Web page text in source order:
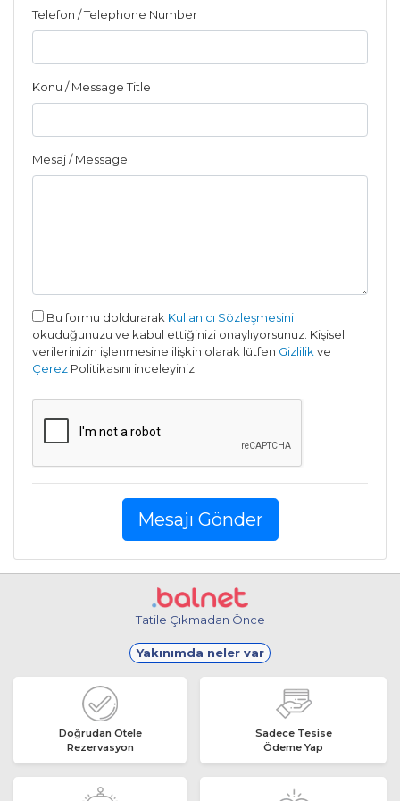
Telefon / Telephone Number
Konu / Message Title
Mesaj / Message
Bu formu doldurarak Kullanıcı Sözleşmesini
okuduğunuzu ve kabul ettiğinizi onaylıyorsunuz. Kişisel
verilerinizin işlenmesine ilişkin olarak lütfen Gizlilik ve
Çerez Politikasını inceleyiniz.
Mesajı Gönder
Tatile Çıkmadan Önce
Yakınımda neler var
Doğrudan Otele
Rezervasyon
Sadece Tesise
Ödeme Yap